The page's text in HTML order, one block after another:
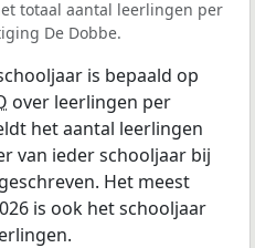
totaal aantal leerlingen per
De Dobbe.
is bepaald op
over leerlingen per
het aantal leerlingen
van ieder schooljaar bij
Het meest
is ook het schooljaar